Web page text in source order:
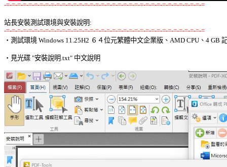
-=-=-=-=-=-=-=-=-=-=-=-=-=-=-=-=-=-=-=-=-=-=-=-=-=-=-=-=-=-=-=-=-=-=-=-=
站長安裝測試環境與安裝說明:
-=-=-=-=-=-=-=-=-=-=-=-=-=-=-=-=-=-=-=-=-=-=-=-=-=-=-=-=-=-=-=-=-=-=-=-=
‧測試環境 Windows 11.25H2 ６４位元繁體中文企業版、AMD CPU、4 GB
‧見光碟 "安裝說明.txt" 中文說明